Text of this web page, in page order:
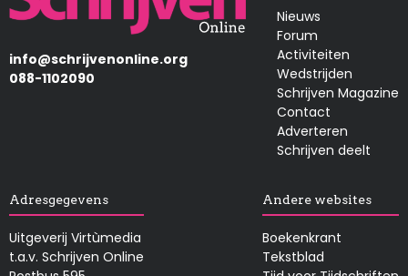
info@schrijvenonline.org
088-1102090
Nieuws
Forum
Activiteiten
Wedstrijden
Schrijven Magazine
Contact
Adverteren
Schrijven deelt
Adresgegevens
Uitgeverij Virtùmedia
t.a.v. Schrijven Online
Andere websites
Boekenkrant
Tekstblad